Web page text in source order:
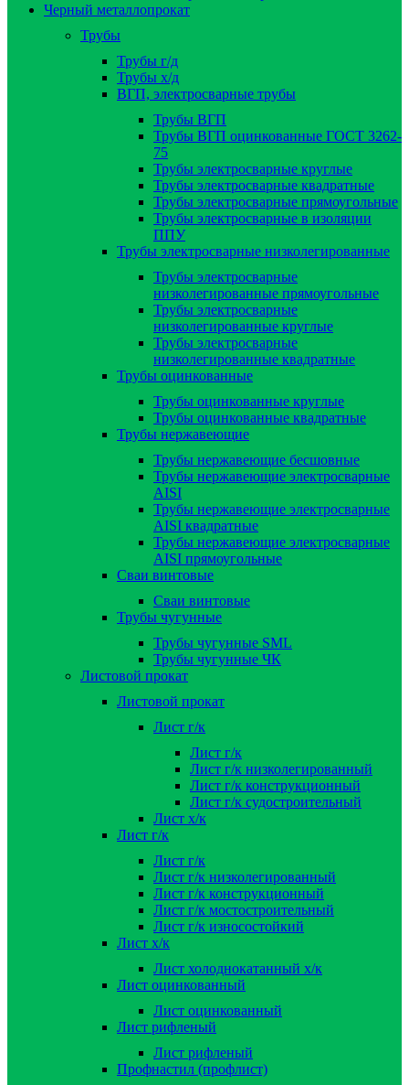
Черный металлопрокат
Трубы
Трубы г/д
Трубы х/д
ВГП, электросварные трубы
Трубы ВГП
Трубы ВГП оцинкованные ГОСТ 3262-
75
Трубы электросварные круглые
Трубы электросварные квадратные
Трубы электросварные прямоугольные
Трубы электросварные в изоляции
ППУ
Трубы электросварные низколегированные
Трубы электросварные
низколегированные прямоугольные
Трубы электросварные
низколегированные круглые
Трубы электросварные
низколегированные квадратные
Трубы оцинкованные
Трубы оцинкованные круглые
Трубы оцинкованные квадратные
Трубы нержавеющие
Трубы нержавеющие бесшовные
Трубы нержавеющие электросварные
AISI
Трубы нержавеющие электросварные
AISI квадратные
Трубы нержавеющие электросварные
AISI прямоугольные
Сваи винтовые
Сваи винтовые
Трубы чугунные
Трубы чугунные SML
Трубы чугунные ЧК
Листовой прокат
Листовой прокат
Лист г/к
Лист г/к
Лист г/к низколегированный
Лист г/к конструкционный
Лист г/к судостроительный
Лист х/к
Лист г/к
Лист г/к
Лист г/к низколегированный
Лист г/к конструкционный
Лист г/к мостостроительный
Лист г/к износостойкий
Лист х/к
Лист холоднокатанный х/к
Лист оцинкованный
Лист оцинкованный
Лист рифленый
Лист рифленый
Профнастил (профлист)